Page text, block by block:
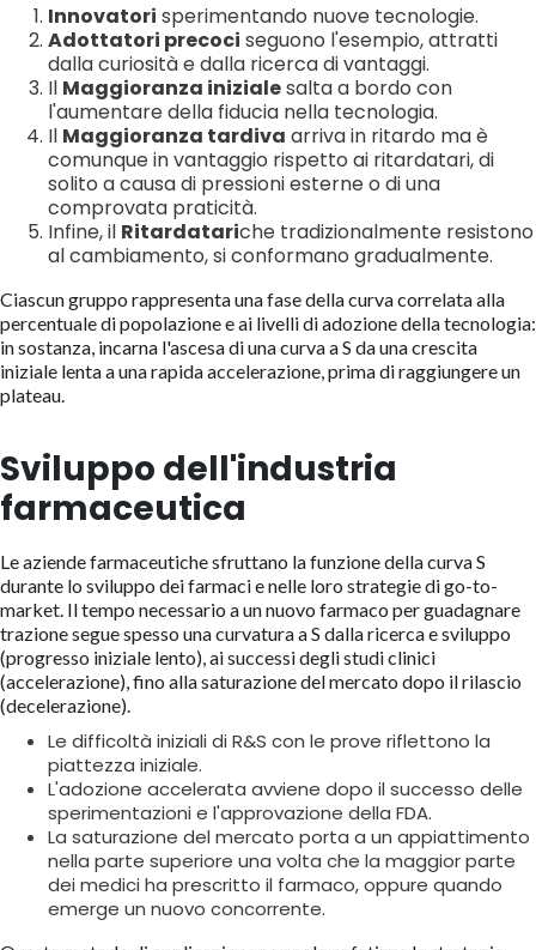
Innovatori sperimentando nuove tecnologie.
Adottatori precoci seguono l'esempio, attratti
dalla curiosità e dalla ricerca di vantaggi.
Il Maggioranza inizialesalta a bordo con
l'aumentare della fiducia nella tecnologia.
Il Maggioranza tardiva arriva in ritardo ma è
comunque in vantaggio rispetto ai ritardatari, di
solito a causa di pressioni esterne o di una
comprovata praticità.
Infine, il Ritardatariche tradizionalmente resistono
al cambiamento, si conformano gradualmente.
Ciascun gruppo rappresenta una fase della curva correlata alla
percentuale di popolazione e ai livelli di adozione della tecnologia:
in sostanza, incarna l'ascesa di una curva a S da una crescita
iniziale lenta a una rapida accelerazione, prima di raggiungere un
plateau.
Sviluppo dell'industria
farmaceutica
Le aziende farmaceutiche sfruttano la funzione della curva S
durante lo sviluppo dei farmaci e nelle loro strategie di go-to-
market. Il tempo necessario a un nuovo farmaco per guadagnare
trazione segue spesso una curvatura a S dalla ricerca e sviluppo
(progresso iniziale lento), ai successi degli studi clinici
(accelerazione), fino alla saturazione del mercato dopo il rilascio
(decelerazione).
Le difficoltà iniziali di R&S con le prove riflettono la
piattezza iniziale.
L'adozione accelerata avviene dopo il successo delle
sperimentazioni e l'approvazione della FDA.
La saturazione del mercato porta a un appiattimento
nella parte superiore una volta che la maggior parte
dei medici ha prescritto il farmaco, oppure quando
emerge un nuovo concorrente.